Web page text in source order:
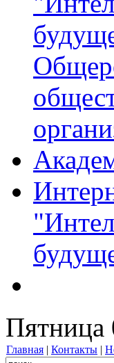
Пятница
Главная | Контакты |